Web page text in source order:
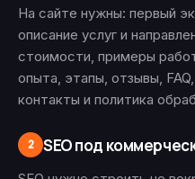
На сайте нужны: первый
описание услуг и
стоимости, примеры
опыта, этапы, отзывы,
контакты и политика
2 SEO под